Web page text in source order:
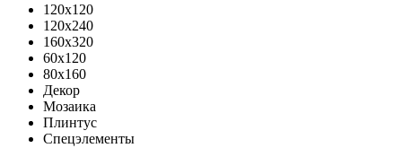
120x120
120x240
160x320
60x120
80x160
Декор
Мозаика
Плинтус
Спецэлементы